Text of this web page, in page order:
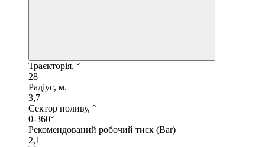
Траєкторія, °
28
Радіус, м.
3,7
Сектор поливу, °
0-360°
Рекомендований робочий тиск (Bar)
2,1